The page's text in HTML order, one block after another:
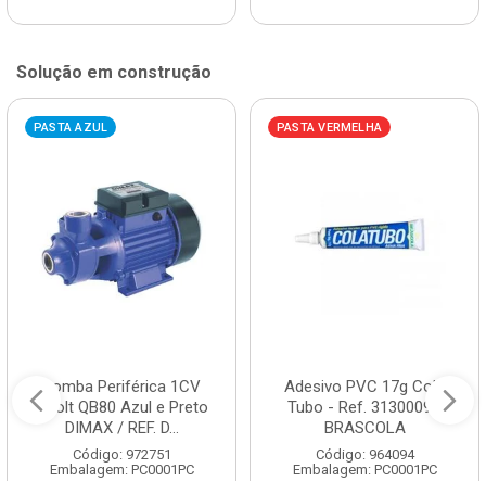
Solução em construção
PASTA AZUL
Bomba Periférica 1CV
Bivolt QB80 Azul e Preto
DIMAX / REF. D...
Código: 972751
Embalagem: PC0001PC
PASTA VERMELHA
Adesivo PVC 17g Cola
Tubo - Ref. 3130009 -
BRASCOLA
Código: 964094
Embalagem: PC0001PC